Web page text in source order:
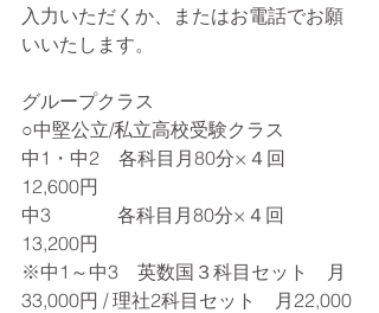
入力いただくか、またはお電話でお願
いいたします。
グループクラス
○中堅公立/私立高校受験クラス
中1・中2　各科目月80分×４回
12,600円
中3　　　  各科目月80分×４回
13,200円
※中1～中3　英数国３科目セット　月
33,000円 / 理社2科目セット　月22,000